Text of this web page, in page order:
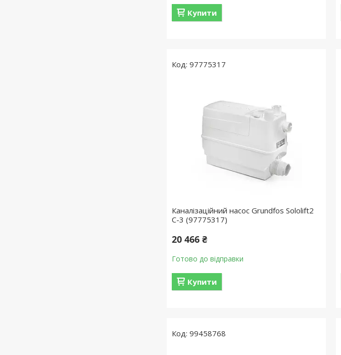
Купити
97775317
Каналізаційний насос Grundfos Sololift2
C-3 (97775317)
20 466 ₴
Готово до відправки
Купити
99458768